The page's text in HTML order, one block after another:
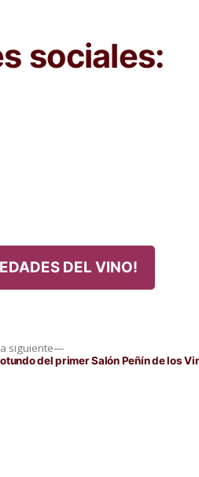
sociales:
DEL VINO!
siguiente
Entrada
siguiente:
del primer Salón Peñín de los